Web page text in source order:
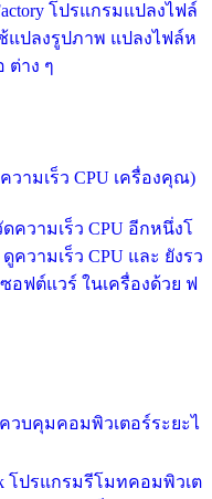
โปรแกรมแปลงไฟล์
แปลงรูปภาพ แปลงไฟล์ห
ต่าง ๆ
วามเร็ว CPU เครื่องคุณ)
ความเร็ว CPU อีกหนึ่งโ
วามเร็ว CPU และ ยังรว
อฟต์แวร์ ในเครื่องด้วย ฟ
ควบคุมคอมพิวเตอร์ระยะไ
โปรแกรมรีโมทคอมพิวเต